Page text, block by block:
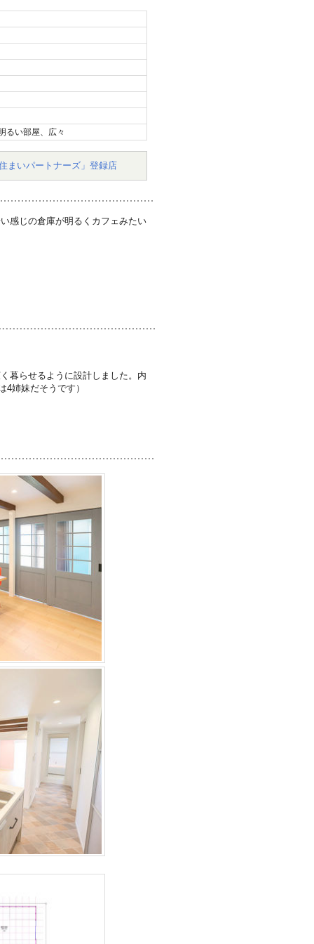
るい部屋、広々
まいパートナーズ」登録店
感じの倉庫が明るくカフェみたい
暮らせるように設計しました。内
姉妹だそうです）